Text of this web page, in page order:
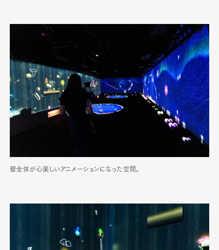
壁全体が心楽しいアニメーションになった空間。